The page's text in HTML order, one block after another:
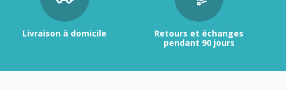
Livraison à domicile
Retours et échanges
pendant 90 jours